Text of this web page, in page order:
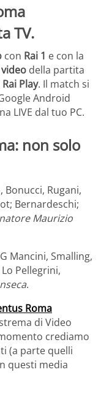
TV.
con Rai 1 e con la
della partita
Rai Play. Il match si
Android
LIVE dal tuo PC.
non solo
Bonucci, Rugani,
Bernardeschi;
Maurizio
Mancini, Smalling,
Pellegrini,
.
Roma
di Video
crediamo
(a parte quelli
questi media